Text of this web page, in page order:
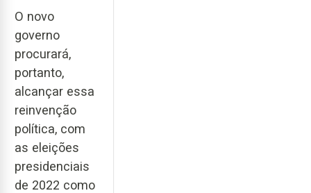
O novo
governo
procurará,
portanto,
alcançar essa
reinvenção
política, com
as eleições
presidenciais
de 2022 como